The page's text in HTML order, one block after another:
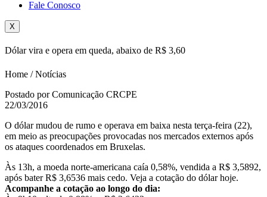
Fale Conosco
X
Dólar vira e opera em queda, abaixo de R$ 3,60
Home / Notícias
Postado por Comunicação CRCPE
22/03/2016
O dólar mudou de rumo e operava em baixa nesta terça-feira (22),
em meio as preocupações provocadas nos mercados externos após
os ataques coordenados em Bruxelas.
Às 13h, a moeda norte-americana caía 0,58%, vendida a R$ 3,5892,
após bater R$ 3,6536 mais cedo. Veja a cotação do dólar hoje.
Acompanhe a cotação ao longo do dia: